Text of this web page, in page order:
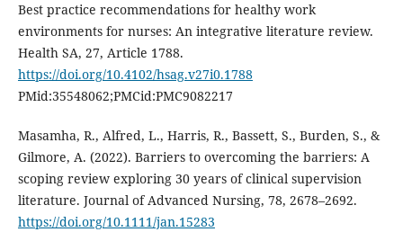
Best practice recommendations for healthy work
environments for nurses: An integrative literature review.
Health SA, 27, Article 1788.
https://doi.org/10.4102/hsag.v27i0.1788
PMid:35548062;PMCid:PMC9082217
Masamha, R., Alfred, L., Harris, R., Bassett, S., Burden, S., &
Gilmore, A. (2022). Barriers to overcoming the barriers: A
scoping review exploring 30 years of clinical supervision
literature. Journal of Advanced Nursing, 78, 2678–2692.
https://doi.org/10.1111/jan.15283